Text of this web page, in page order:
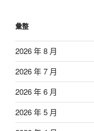
彙整
2026 年 8 月
2026 年 7 月
2026 年 6 月
2026 年 5 月